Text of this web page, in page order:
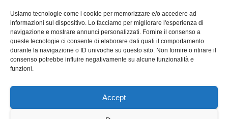
Usiamo tecnologie come i cookie per memorizzare e/o accedere ad
informazioni sul dispositivo. Lo facciamo per migliorare l'esperienza di
navigazione e mostrare annunci personalizzati. Fornire il consenso a
queste tecnologie ci consente di elaborare dati quali il comportamento
durante la navigazione o ID univoche su questo sito. Non fornire o ritirare il
consenso potrebbe influire negativamente su alcune funzionalità e
funzioni.
Accept
Proudly powered by WordPress|Tema: Newspaperex di